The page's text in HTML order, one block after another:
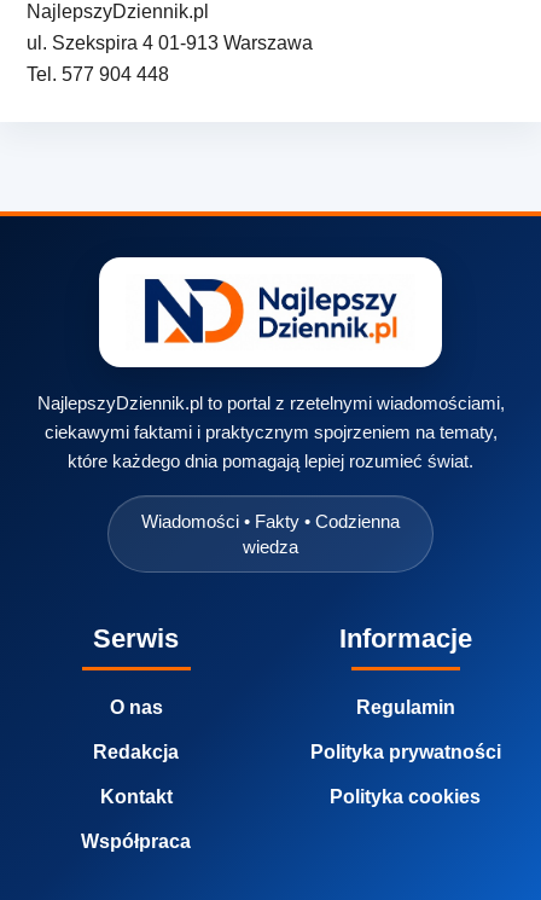
NajlepszyDziennik.pl
ul. Szekspira 4 01-913 Warszawa
Tel. 577 904 448
NajlepszyDziennik.pl to portal z rzetelnymi wiadomościami,
ciekawymi faktami i praktycznym spojrzeniem na tematy,
które każdego dnia pomagają lepiej rozumieć świat.
Wiadomości • Fakty • Codzienna
wiedza
Serwis
O nas
Redakcja
Kontakt
Współpraca
Informacje
Regulamin
Polityka prywatności
Polityka cookies